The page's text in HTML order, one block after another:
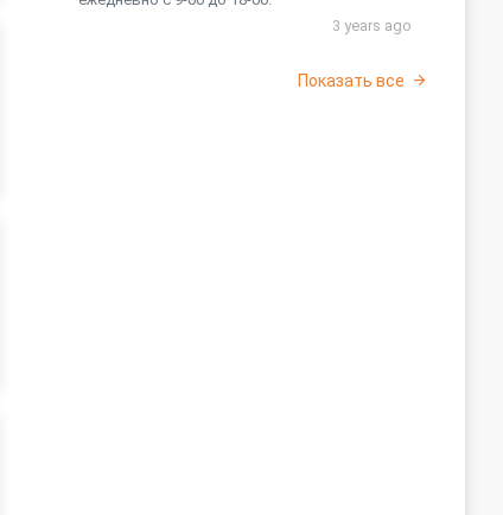
3 years ago
Показать все